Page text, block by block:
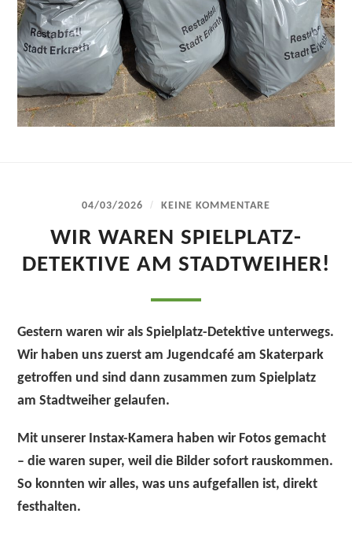
04/03/2026 / KEINE KOMMENTARE
WIR WAREN SPIELPLATZ-
DETEKTIVE AM STADTWEIHER!
Gestern waren wir alsSpielplatz-Detektive unterwegs.
Wir haben uns zuerst am Jugendcafé am Skaterpark
getroffen und sind dann zusammen zumSpielplatz
am Stadtweiher gelaufen.
Mit unserer Instax-Kamera haben wir Fotos gemacht
– die waren super, weil die Bilder sofort rauskommen.
So konnten wir alles, was uns aufgefallen ist, direkt
festhalten.